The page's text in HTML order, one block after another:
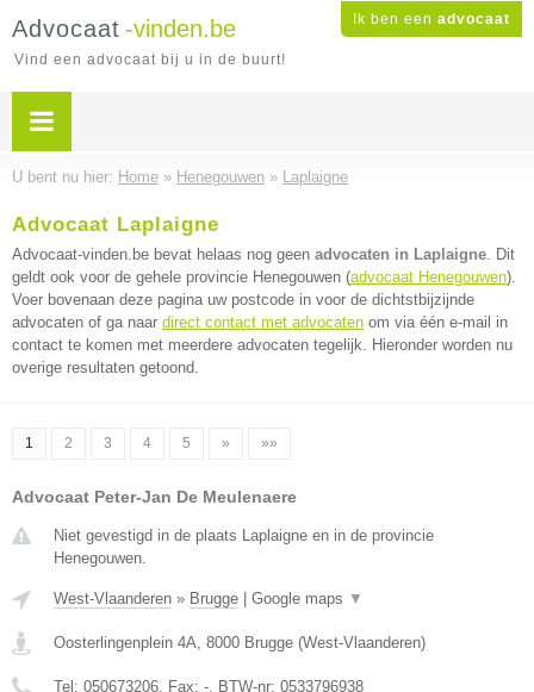
Ik ben een advocaat
Advocaat -vinden.be
Vind een advocaat bij u in de buurt!
U bent nu hier: Home » Henegouwen » Laplaigne
Advocaat Laplaigne
Advocaat-vinden.be bevat helaas nog geen advocaten in Laplaigne. Dit
geldt ook voor de gehele provincie Henegouwen (advocaat Henegouwen).
Voer bovenaan deze pagina uw postcode in voor de dichtstbijzijnde
advocaten of ga naar direct contact met advocaten om via één e-mail in
contact te komen met meerdere advocaten tegelijk. Hieronder worden nu
overige resultaten getoond.
1 2 3 4 5 » »»
Advocaat Peter-Jan De Meulenaere
Niet gevestigd in de plaats Laplaigne en in de provincie
Henegouwen.
West-Vlaanderen » Brugge Google maps ▼
Oosterlingenplein 4A, 8000 Brugge (West-Vlaanderen)
Tel: 050673206, Fax: -, BTW-nr: 0533796938